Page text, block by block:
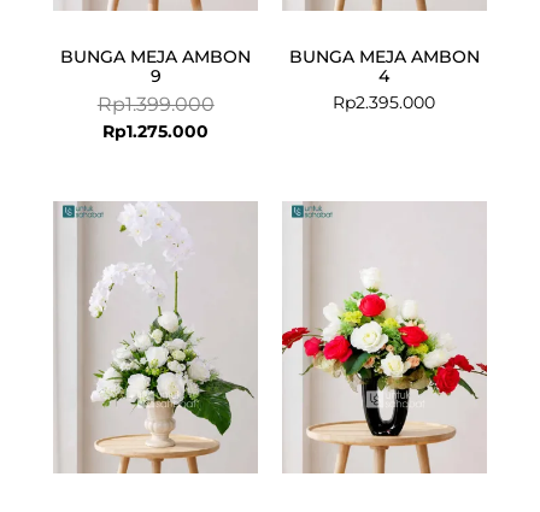
BUNGA MEJA AMBON
9
Rp1.399.000
Rp1.275.000
BUNGA MEJA AMBON
4
Rp2.395.000